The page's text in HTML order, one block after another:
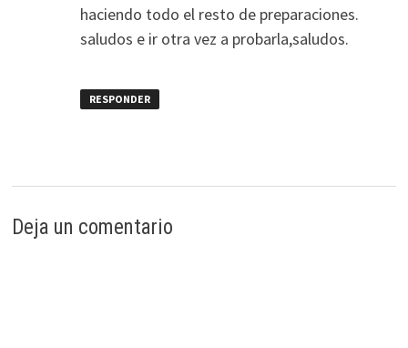
haciendo todo el resto de preparaciones.
saludos e ir otra vez a probarla,saludos.
RESPONDER
Deja un comentario